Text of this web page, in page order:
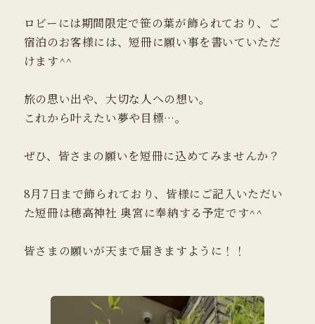
ロビーには期間限定で笹の葉が飾られており、ご
宿泊のお客様には、短冊に願い事を書いていただ
けます^^
旅の思い出や、大切な人への想い。
これから叶えたい夢や目標…。
ぜひ、皆さまの願いを短冊に込めてみませんか？
8月7日まで飾られており、皆様にご記入いただい
た短冊は穂高神社 奥宮に奉納する予定です^^
皆さまの願いが天まで届きますように！！